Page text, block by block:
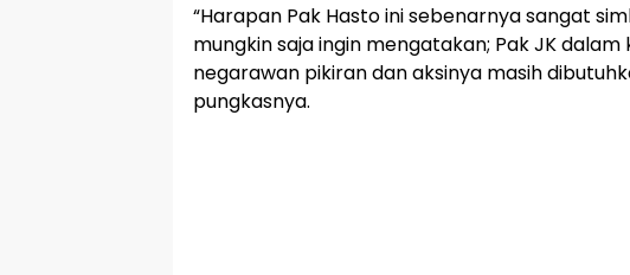
“Harapan Pak Hasto ini sebenarnya sangat
mungkin saja ingin mengatakan; Pak JK
negarawan pikiran dan aksinya masih
pungkasnya.